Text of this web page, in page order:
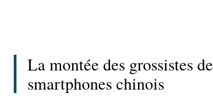
La montée des grossistes de
smartphones chinois